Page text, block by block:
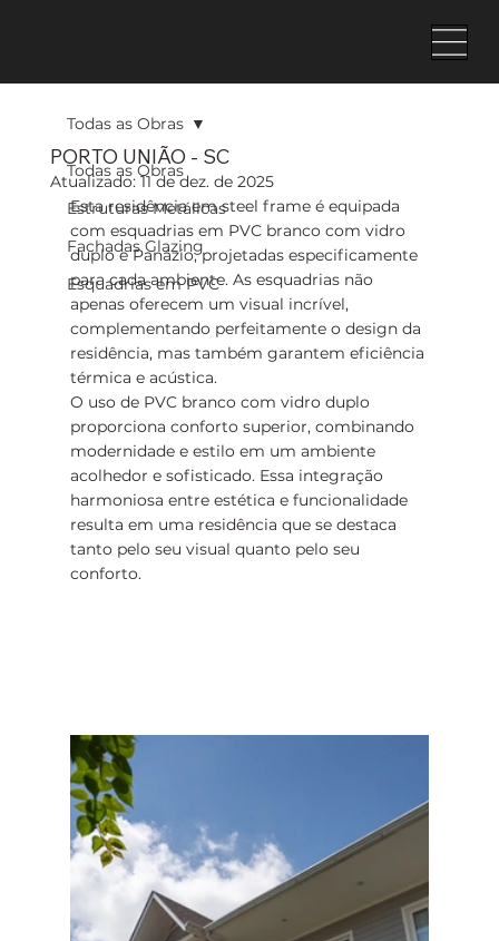
Todas as Obras
Estruturas Metálicas
Fachadas Glazing
Esquadrias em PVC
Todas as Obras
PORTO UNIÃO - SC
Atualizado:11 de dez. de 2025
Esta residência em steel frame é equipada
com esquadrias em PVC branco com vidro
duplo e Panázio, projetadas especificamente
para cada ambiente. As esquadrias não
apenas oferecem um visual incrível,
complementando perfeitamente o design da
residência, mas também garantem eficiência
térmica e acústica.
O uso de PVC branco com vidro duplo
proporciona conforto superior, combinando
modernidade e estilo em um ambiente
acolhedor e sofisticado. Essa integração
harmoniosa entre estética e funcionalidade
resulta em uma residência que se destaca
tanto pelo seu visual quanto pelo seu
conforto.